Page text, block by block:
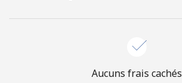
Aucuns frais cachés